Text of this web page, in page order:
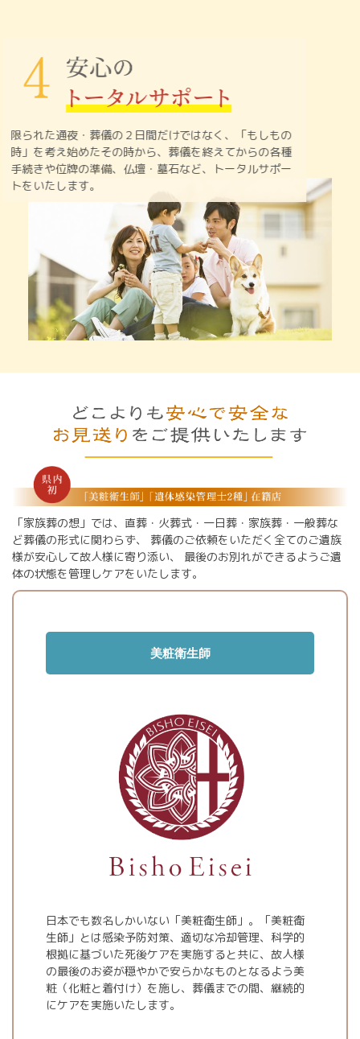
限られた通夜・葬儀の２日間だけではなく、「もしもの
時」を考え始めたその時から、葬儀を終えてからの各種
手続きや位牌の準備、仏壇・墓石など、トータルサポー
トをいたします。
「家族葬の想」では、直葬・火葬式・一日葬・家族葬・一般葬な
ど葬儀の形式に関わらず、
葬儀のご依頼をいただく全てのご遺族
様が安心して故人様に寄り添い、
最後のお別れができるようご遺
体の状態を管理しケアをいたします。
美粧衛生師
日本でも数名しかいない「美粧衛生師」。「美粧衛
生師」とは感染予防対策、適切な冷却管理、科学的
根拠に基づいた死後ケアを実施すると共に、故人様
の最後のお姿が穏やかで安らかなものとなるよう美
粧（化粧と着付け）を施し、葬儀までの間、継続的
にケアを実施いたします。